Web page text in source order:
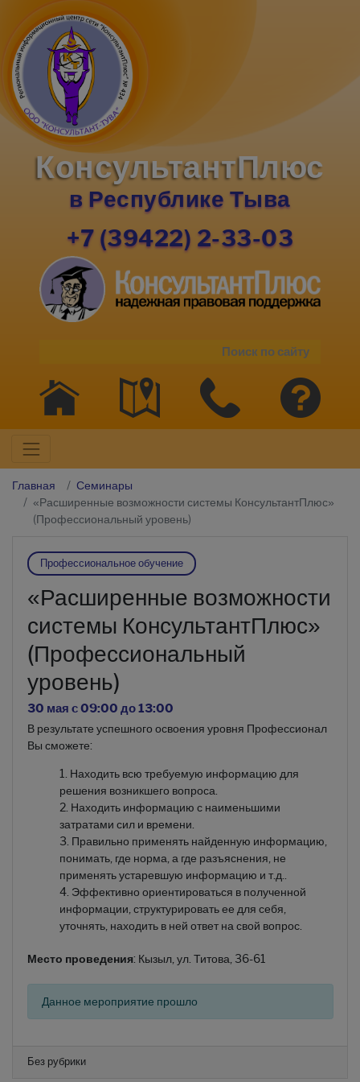
КонсультантПлюс
в Республике Тыва
+7 (39422) 2-33-03
Главная
Семинары
«Расширенные возможности системы КонсультантПлюс»
(Профессиональный уровень)
Профессиональное обучение
«Расширенные возможности
системы КонсультантПлюс»
(Профессиональный
уровень)
30 мая c 09:00 до 13:00
В результате успешного освоения уровня Профессионал
Вы сможете:
Находить всю требуемую информацию для
решения возникшего вопроса.
Находить информацию с наименьшими
затратами сил и времени.
Правильно применять найденную информацию,
понимать, где норма, а где разъяснения, не
применять устаревшую информацию и т.д..
Эффективно ориентироваться в полученной
информации, структурировать ее для себя,
уточнять, находить в ней ответ на свой вопрос.
Место проведения: Кызыл, ул. Титова, 36-61
Данное мероприятие прошло
Без рубрики